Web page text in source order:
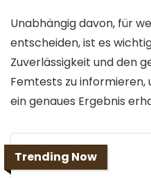
Unabhängig davon, für
entscheiden, ist es
Zuverlässigkeit und den
Femtests zu informieren,
ein genaues Ergebnis
Trending Now